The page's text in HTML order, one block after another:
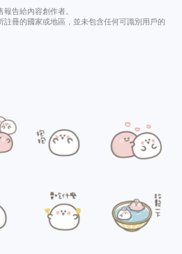
告給內容創作者。
冊的國家或地區，並未包含任何可識別用戶的